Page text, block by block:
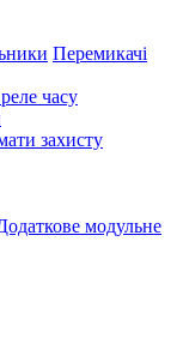
Перемикачі
часу
захисту
модульне